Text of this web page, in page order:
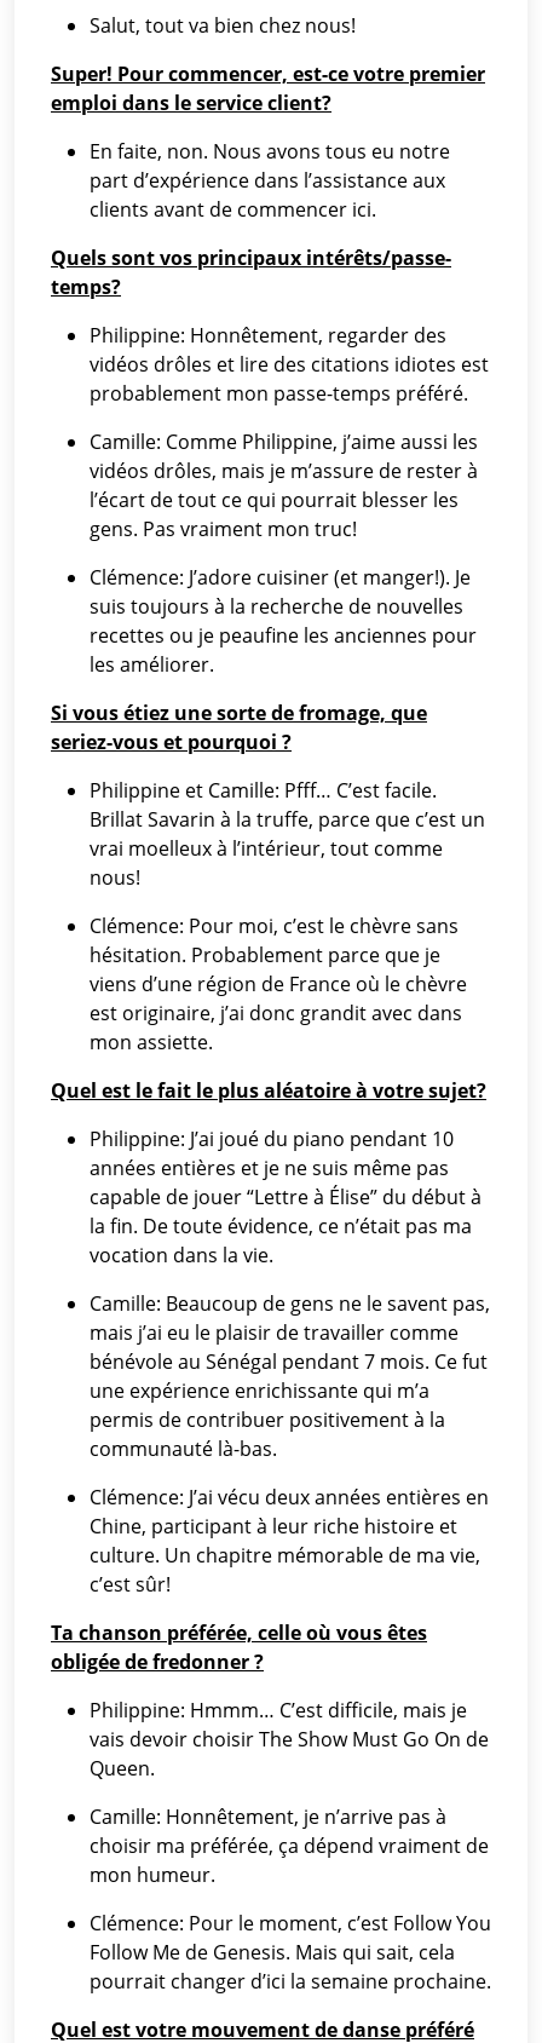
Salut, tout va bien chez nous!
Super! Pour commencer, est-ce votre premier
emploi dans le service client?
En faite, non. Nous avons tous eu notre
part d’expérience dans l’assistance aux
clients avant de commencer ici.
Quels sont vos principaux intérêts/passe-
temps?
Philippine: Honnêtement, regarder des
vidéos drôles et lire des citations idiotes est
probablement mon passe-temps préféré.
Camille: Comme Philippine, j’aime aussi les
vidéos drôles, mais je m’assure de rester à
l’écart de tout ce qui pourrait blesser les
gens. Pas vraiment mon truc!
Clémence: J’adore cuisiner (et manger!). Je
suis toujours à la recherche de nouvelles
recettes ou je peaufine les anciennes pour
les améliorer.
Si vous étiez une sorte de fromage, que
seriez-vous et pourquoi ?
Philippine et Camille: Pfff… C’est facile.
Brillat Savarin à la truffe, parce que c’est un
vrai moelleux à l’intérieur, tout comme
nous!
Clémence: Pour moi, c’est le chèvre sans
hésitation. Probablement parce que je
viens d’une région de France où le chèvre
est originaire, j’ai donc grandit avec dans
mon assiette.
Quel est le fait le plus aléatoire à votre sujet?
Philippine: J’ai joué du piano pendant 10
années entières et je ne suis même pas
capable de jouer “Lettre à Élise” du début à
la fin. De toute évidence, ce n’était pas ma
vocation dans la vie.
Camille: Beaucoup de gens ne le savent pas,
mais j’ai eu le plaisir de travailler comme
bénévole au Sénégal pendant 7 mois. Ce fut
une expérience enrichissante qui m’a
permis de contribuer positivement à la
communauté là-bas.
Clémence: J’ai vécu deux années entières en
Chine, participant à leur riche histoire et
culture. Un chapitre mémorable de ma vie,
c’est sûr!
Ta chanson préférée, celle où vous êtes
obligée de fredonner ?
Philippine: Hmmm… C’est difficile, mais je
vais devoir choisir The Show Must Go On de
Queen.
Camille: Honnêtement, je n’arrive pas à
choisir ma préférée, ça dépend vraiment de
mon humeur.
Clémence: Pour le moment, c’est Follow You
Follow Me de Genesis. Mais qui sait, cela
pourrait changer d’ici la semaine prochaine.
Quel est votre mouvement de danse préféré